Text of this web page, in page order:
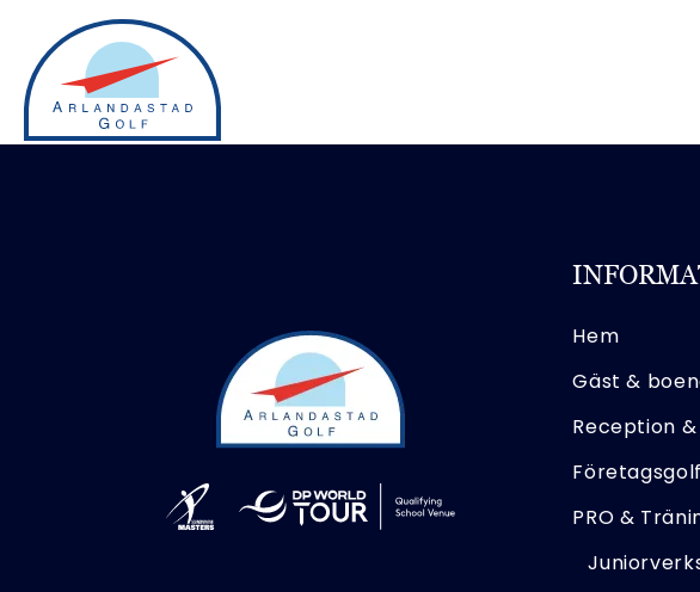
Inga Kategorier
Hem
Gäst &
Reception
Företagsgolf
PRO &